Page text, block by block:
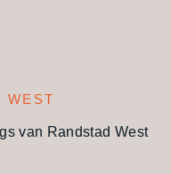
WEST
van Randstad West